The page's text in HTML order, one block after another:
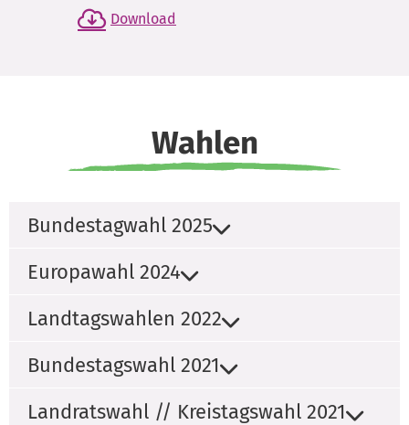
Download
Wahlen
Bundestagwahl 2025
Europawahl 2024
Landtagswahlen 2022
Bundestagswahl 2021
Landratswahl // Kreistagswahl 2021